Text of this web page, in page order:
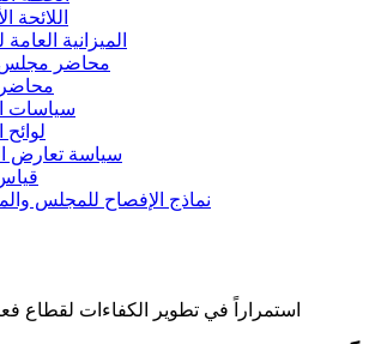
اللائحة
الميزانية
محاضر مجلس
محاضر
سياسات
لوائح
سياسة تعارض
نماذج الإفصاح للمجلس
استمراراً في تطوير الكفاءات لقطاع